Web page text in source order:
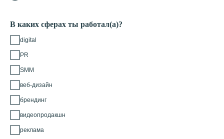
В каких сферах ты работал(а)?
digital
PR
SMM
веб-дизайн
брендинг
видеопродакшн
реклама